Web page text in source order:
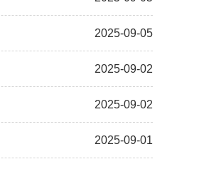
2025-09-05
2025-09-02
2025-09-02
2025-09-01